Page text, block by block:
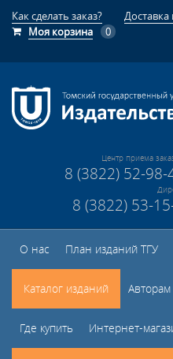
Как сделать заказ?
Моя корзина
0
Центр приема
8 (3822) 52-98-
8 (3822) 53-
О нас План изданий ТГУ
Каталог изданий Авторам
Где купить Интернет-